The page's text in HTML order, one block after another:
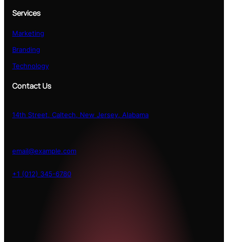
Services
Marketing
Branding
Technology
Contact Us
14th Street, Caltech, New Jersey, Alabama
email@example.com
+1 (012) 345-6780